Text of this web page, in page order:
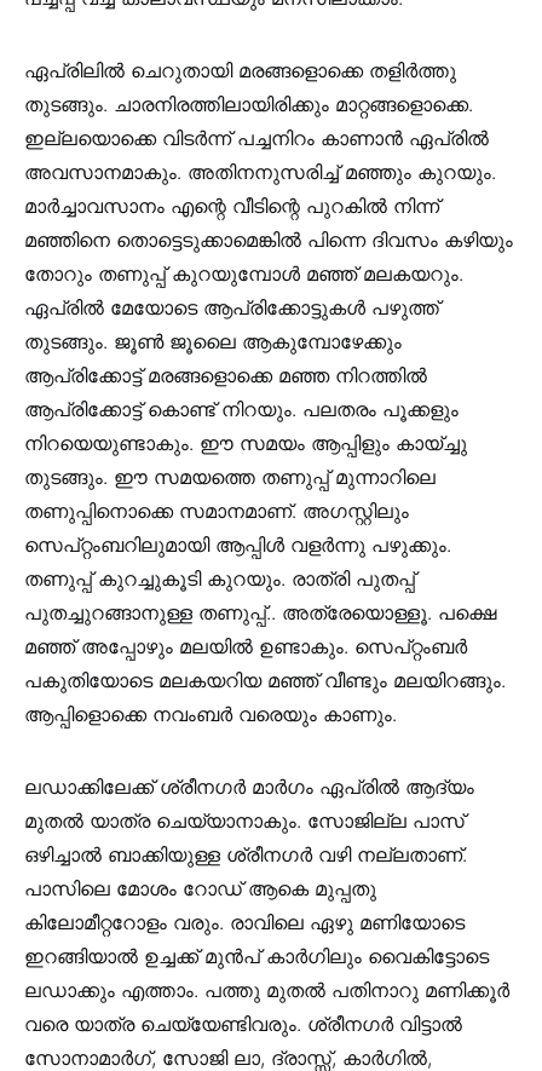
ഏപ്രിലിൽ ചെറുതായി മരങ്ങളൊക്കെ തളിർത്തു
തുടങ്ങും. ചാരനിരത്തിലായിരിക്കും മാറ്റങ്ങളൊക്കെ.
ഇല്ലയൊക്കെ വിടർന്ന് പച്ചനിറം കാണാൻ ഏപ്രിൽ
അവസാനമാകും. അതിനനുസരിച്ച് മഞ്ഞും കുറയും.
മാർച്ചാവസാനം എന്റെ വീടിന്റെ പുറകിൽ നിന്ന്
മഞ്ഞിനെ തൊട്ടെടുക്കാമെങ്കിൽ പിന്നെ ദിവസം കഴിയും
തോറും തണുപ്പ് കുറയുമ്പോൾ മഞ്ഞ് മലകയറും.
ഏപ്രിൽ മേയോടെ ആപ്രിക്കോട്ടുകൾ പഴുത്ത്
തുടങ്ങും. ജൂൺ ജൂലൈ ആകുമ്പോഴേക്കും
ആപ്രിക്കോട്ട് മരങ്ങളൊക്കെ മഞ്ഞ നിറത്തിൽ
ആപ്രിക്കോട്ട് കൊണ്ട് നിറയും. പലതരം പൂക്കളും
നിറയെയുണ്ടാകും. ഈ സമയം ആപ്പിളും കായ്ച്ചു
തുടങ്ങും. ഈ സമയത്തെ തണുപ്പ് മുന്നാറിലെ
തണുപ്പിനൊക്കെ സമാനമാണ്. അഗസ്റ്റിലും
സെപ്റ്റംബറിലുമായി ആപ്പിൾ വളർന്നു പഴുക്കും.
തണുപ്പ് കുറച്ചുകൂടി കുറയും. രാത്രി പുതപ്പ്
പുതച്ചുറങ്ങാനുള്ള തണുപ്പ്.. അത്രേയൊള്ളൂ. പക്ഷെ
മഞ്ഞ് അപ്പോഴും മലയിൽ ഉണ്ടാകും. സെപ്റ്റംബർ
പകുതിയോടെ മലകയറിയ മഞ്ഞ് വീണ്ടും മലയിറങ്ങും.
ആപ്പിളൊക്കെ നവംബർ വരെയും കാണും.
ലഡാക്കിലേക്ക് ശ്രീനഗർ മാർഗം ഏപ്രിൽ ആദ്യം
മുതൽ യാത്ര ചെയ്യാനാകും. സോജില്ല പാസ്
ഒഴിച്ചാൽ ബാക്കിയുള്ള ശ്രീനഗർ വഴി നല്ലതാണ്.
പാസിലെ മോശം റോഡ് ആകെ മുപ്പതു
കിലോമീറ്ററോളം വരും. രാവിലെ ഏഴു മണിയോടെ
ഇറങ്ങിയാൽ ഉച്ചക്ക് മുൻപ് കാർഗിലും വൈകിട്ടോടെ
ലഡാക്കും എത്താം. പത്തു മുതൽ പതിനാറു മണിക്കൂർ
വരെ യാത്ര ചെയ്യേണ്ടിവരും. ശ്രീനഗർ വിട്ടാൽ
സോനാമാർഗ്, സോജി ലാ, ദ്രാസ്സ്, കാർഗിൽ,